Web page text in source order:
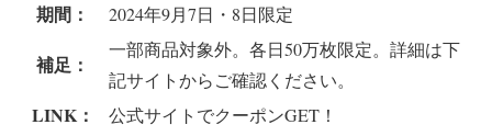
期間： 2024年9月7日・8日限定
補足：
一部商品対象外。各日50万枚限定。詳細は下
記サイトからご確認ください。
LINK： 公式サイトでクーポンGET！